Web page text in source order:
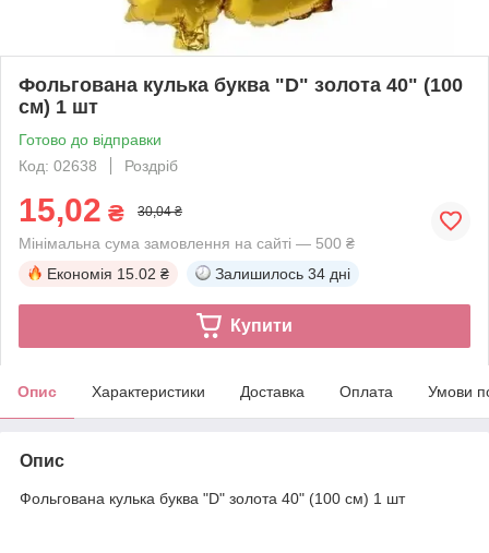
Фольгована кулька буква "D" золота 40" (100
см) 1 шт
Готово до відправки
Код: 02638
Роздріб
15,02 ₴ 30,04 ₴
Мінімальна сума замовлення на сайті — 500 ₴
Економія 15.02 ₴ Залишилось 34 дні
Купити
Опис Характеристики Доставка Оплата Умови
Опис
Фольгована кулька буква "D" золота 40" (100 см) 1 шт